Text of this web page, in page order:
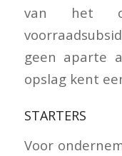
van het
geen aparte
opslag kent
STARTERS
Voor